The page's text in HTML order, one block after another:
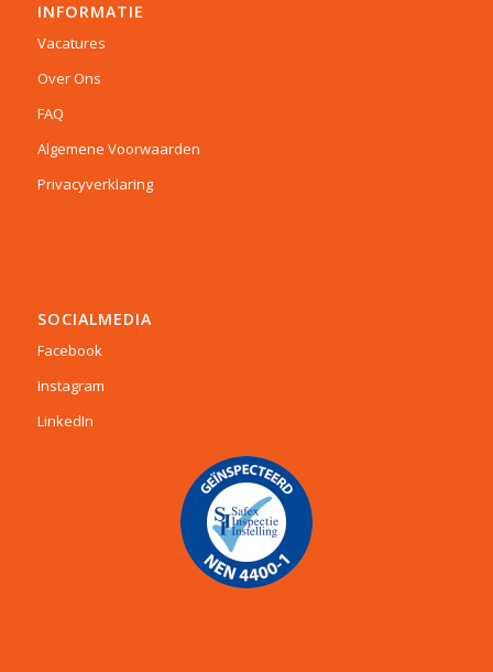
INFORMATIE
Vacatures
Over Ons
FAQ
Algemene Voorwaarden
Privacyverklaring
SOCIALMEDIA
Facebook
Instagram
LinkedIn